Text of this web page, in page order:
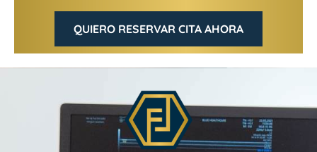
QUIERO RESERVAR CITA AHORA